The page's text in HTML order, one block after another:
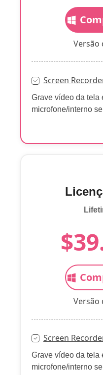
Versão
Screen
Grave vídeo da tela
microfone/interno
Versão
Screen
Grave vídeo da tela
microfone/interno